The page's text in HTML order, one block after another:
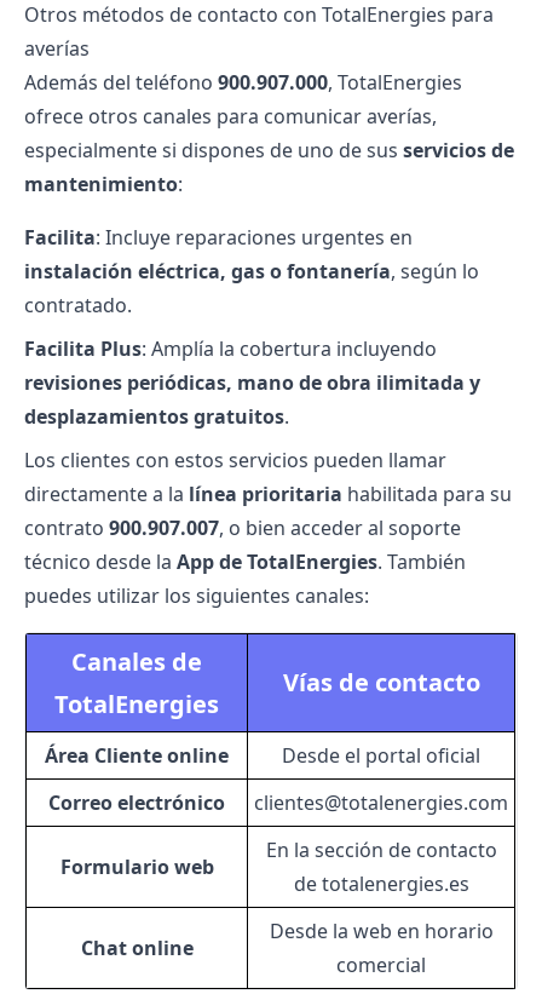
Otros métodos de contacto con TotalEnergies para
averías
Además del teléfono 900.907.000, TotalEnergies
ofrece otros canales para comunicar averías,
especialmente si dispones de uno de sus servicios de
mantenimiento:
Facilita: Incluye reparaciones urgentes en
instalación eléctrica, gas o fontanería, según lo
contratado.
Facilita Plus: Amplía la cobertura incluyendo
revisiones periódicas, mano de obra ilimitada y
desplazamientos gratuitos.
Los clientes con estos servicios pueden llamar
directamente a la línea prioritaria habilitada para su
contrato 900.907.007, o bien acceder al soporte
técnico desde la App de TotalEnergies. También
puedes utilizar los siguientes canales:
Canales de
TotalEnergies
Vías de contacto
Área Cliente online Desde el portal oficial
Correo electrónico
clientes@totalenergies.com
Formulario web
En la sección de contacto
de totalenergies.es
Chat online
Desde la web en horario
comercial